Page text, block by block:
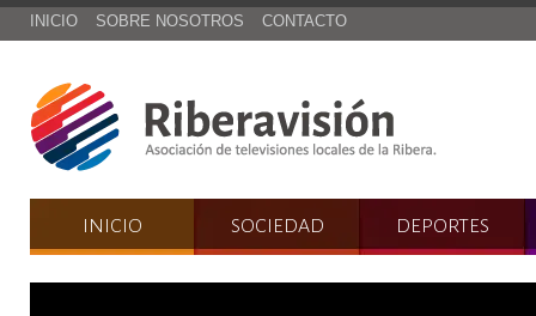
INICIO SOBRE NOSOTROS CONTACTO
INICIO SOCIEDAD DEPORTES